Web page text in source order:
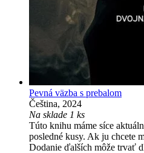
Pevná väzba s prebalom
Čeština, 2024
Na sklade 1 ks
Túto knihu máme síce
posledné kusy. Ak ju chcete
Dodanie ďalších môže trvať